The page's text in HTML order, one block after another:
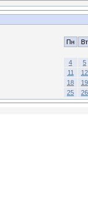
Пн Вт
4
5
11
12
18
19
25
26